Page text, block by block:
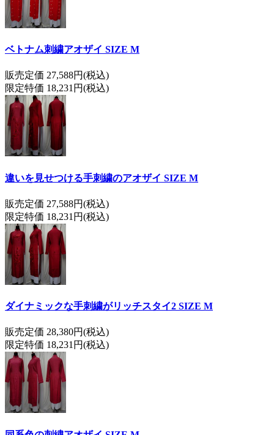
ベトナム刺繍アオザイ SIZE M
販売定価 27,588円(税込)
限定特価 18,231円(税込)
違いを見せつける手刺繍のアオザイ SIZE M
販売定価 27,588円(税込)
限定特価 18,231円(税込)
ダイナミックな手刺繍がリッチスタイ2 SIZE M
販売定価 28,380円(税込)
限定特価 18,231円(税込)